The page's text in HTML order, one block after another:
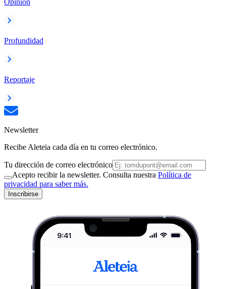
Opinión
Profundidad
Reportaje
Newsletter
Recibe Aleteia cada día en tu correo electrónico.
Tu dirección de correo electrónico
Acepto recibir la newsletter. Consulta nuestra Política de
privacidad para saber más.
Inscribirse